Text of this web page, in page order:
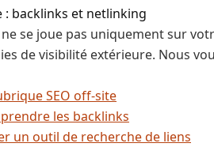
: backlinks et netlinking
ne se joue pas uniquement sur
de visibilité extérieure. Nous
SEO off-site
les backlinks
un outil de recherche de liens